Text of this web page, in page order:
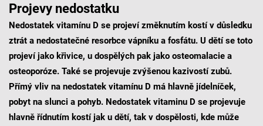
Projevy nedostatku
Nedostatek vitamínu D se projeví změknutím kostí v důsledku
ztrát a nedostatečné resorbce vápníku a fosfátu. U dětí se toto
projeví jako křivice, u dospělých pak jako osteomalacie a
osteoporóze. Také se projevuje zvýšenou kazivostí zubů.
Přímý vliv na nedostatek vitamínu D má hlavně jídelníček,
pobyt na slunci a pohyb. Nedostatek vitaminu D se projevuje
hlavně řídnutím kostí jak u dětí, tak v dospělosti, kde může